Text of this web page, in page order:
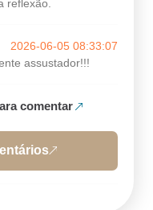
reflexão.
2026-06-05 08:33:07
assustador!!!
comentar